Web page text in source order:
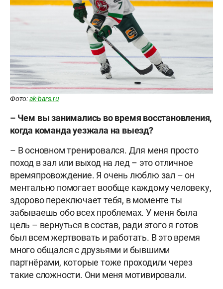
Фото:ak-bars.ru
– Чем вы занимались во время восстановления,
когда команда уезжала на выезд?
– В основном тренировался. Для меня просто
поход в зал или выход на лед – это отличное
времяпровождение. Я очень люблю зал – он
ментально помогает вообще каждому человеку,
здорово переключает тебя, в моменте ты
забываешь обо всех проблемах. У меня была
цель – вернуться в состав, ради этого я готов
был всем жертвовать и работать. В это время
много общался с друзьями и бывшими
партнёрами, которые тоже проходили через
такие сложности. Они меня мотивировали.